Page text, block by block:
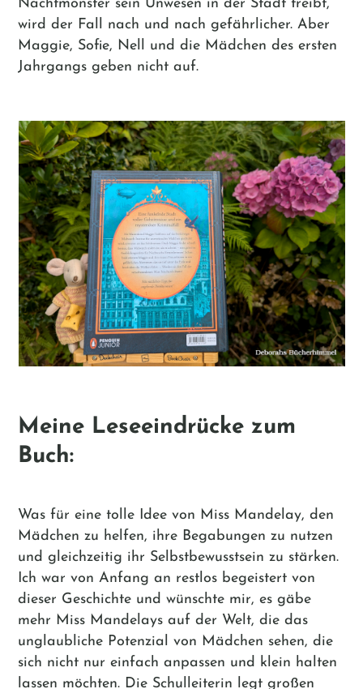
Nachtmonster sein Unwesen in der Stadt treibt,
wird der Fall nach und nach gefährlicher. Aber
Maggie, Sofie, Nell und die Mädchen des ersten
Jahrgangs geben nicht auf.
Meine Leseeindrücke zum
Buch:
Was für eine tolle Idee von Miss Mandelay, den
Mädchen zu helfen, ihre Begabungen zu nutzen
und gleichzeitig ihr Selbstbewusstsein zu stärken.
Ich war von Anfang an restlos begeistert von
dieser Geschichte und wünschte mir, es gäbe
mehr Miss Mandelays auf der Welt, die das
unglaubliche Potenzial von Mädchen sehen, die
sich nicht nur einfach anpassen und klein halten
lassen möchten. Die Schulleiterin legt großen